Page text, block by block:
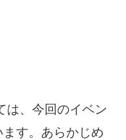
は、今回のイベン
ます。あらかじめ